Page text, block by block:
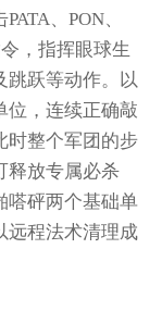
、PON、
，指挥眼球生
跳跃等动作。以
位，连续正确敲
时整个军团的步
释放专属必杀
嗒砰两个基础单
远程法术清理成